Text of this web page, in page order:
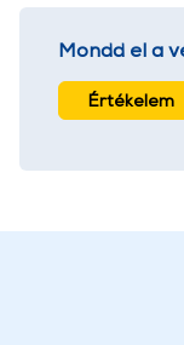
Mondd el a
Értékelem